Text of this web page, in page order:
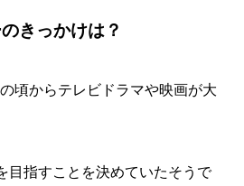
きっかけは？
頃からテレビドラマや映画が大
目指すことを決めていたそうで